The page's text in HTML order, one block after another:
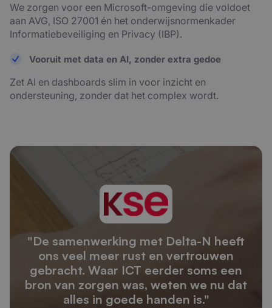
We zorgen voor een Microsoft-omgeving die voldoet
aan AVG, ISO 27001 én het onderwijsnormenkader
Informatiebeveiliging en Privacy (IBP).
Vooruit met data en AI, zonder extra gedoe
Zet AI en dashboards slim in voor inzicht en
ondersteuning, zonder dat het complex wordt.
"De samenwerking met Delta-N heeft
ons veel meer rust en vertrouwen
gebracht. Waar ICT eerder soms een
bron van zorgen was, weten we nu dat
alles in goede handen is."